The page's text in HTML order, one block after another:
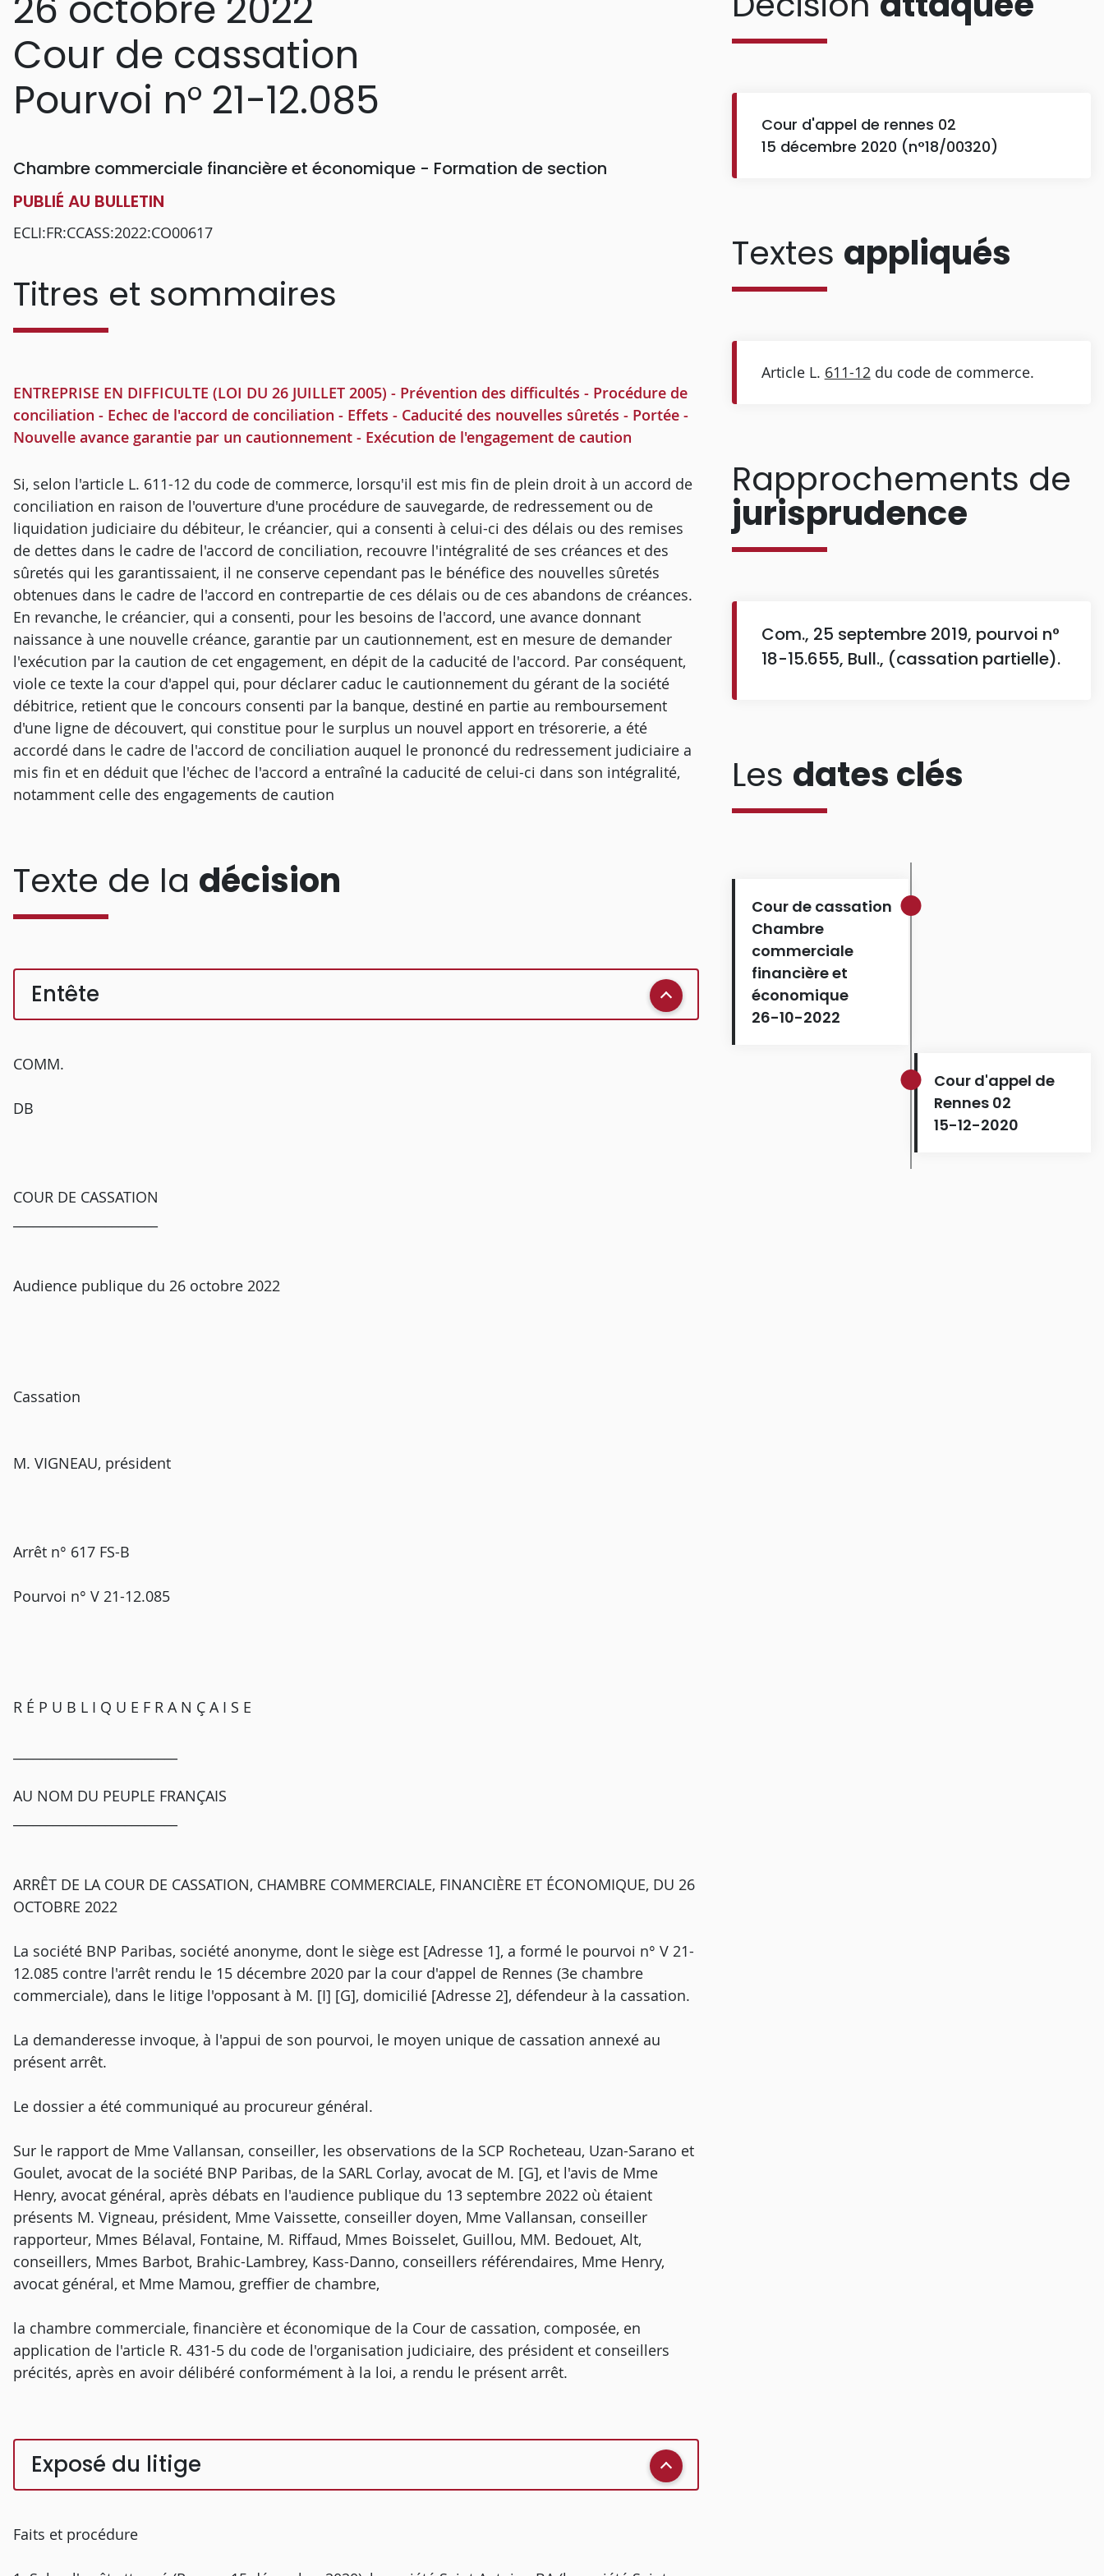
Cour de cassation
Pourvoi n° 21-12.085
Chambre commerciale financière et économique - Formation de section
PUBLIÉ AU BULLETIN
ECLI:FR:CCASS:2022:CO00617
Titres et sommaires
ENTREPRISE EN DIFFICULTE (LOI DU 26 JUILLET 2005) - Prévention des difficultés - Procédure de
conciliation - Echec de l'accord de conciliation - Effets - Caducité des nouvelles sûretés - Portée -
Nouvelle avance garantie par un cautionnement - Exécution de l'engagement de caution
Si, selon l'article L. 611-12 du code de commerce, lorsqu'il est mis fin de plein droit à un accord de
conciliation en raison de l'ouverture d'une procédure de sauvegarde, de redressement ou de
liquidation judiciaire du débiteur, le créancier, qui a consenti à celui-ci des délais ou des remises
de dettes dans le cadre de l'accord de conciliation, recouvre l'intégralité de ses créances et des
sûretés qui les garantissaient, il ne conserve cependant pas le bénéfice des nouvelles sûretés
obtenues dans le cadre de l'accord en contrepartie de ces délais ou de ces abandons de créances.
En revanche, le créancier, qui a consenti, pour les besoins de l'accord, une avance donnant
naissance à une nouvelle créance, garantie par un cautionnement, est en mesure de demander
l'exécution par la caution de cet engagement, en dépit de la caducité de l'accord. Par conséquent,
viole ce texte la cour d'appel qui, pour déclarer caduc le cautionnement du gérant de la société
débitrice, retient que le concours consenti par la banque, destiné en partie au remboursement
d'une ligne de découvert, qui constitue pour le surplus un nouvel apport en trésorerie, a été
accordé dans le cadre de l'accord de conciliation auquel le prononcé du redressement judiciaire a
mis fin et en déduit que l'échec de l'accord a entraîné la caducité de celui-ci dans son intégralité,
notamment celle des engagements de caution
Texte de la décision
Entête
COMM.
DB
COUR DE CASSATION
Audience publique du 26 octobre 2022
Cassation
M. VIGNEAU, président
Arrêt n° 617 FS-B
Pourvoi n° V 21-12.085
R É P U B L I Q U E F R A N Ç A I S E
AU NOM DU PEUPLE FRANÇAIS
ARRÊT DE LA COUR DE CASSATION, CHAMBRE COMMERCIALE, FINANCIÈRE ET ÉCONOMIQUE, DU 26
OCTOBRE 2022
La société BNP Paribas, société anonyme, dont le siège est [Adresse 1], a formé le pourvoi n° V 21-
12.085 contre l'arrêt rendu le 15 décembre 2020 par la cour d'appel de Rennes (3e chambre
commerciale), dans le litige l'opposant à M. [I] [G], domicilié [Adresse 2], défendeur à la cassation.
La demanderesse invoque, à l'appui de son pourvoi, le moyen unique de cassation annexé au
présent arrêt.
Le dossier a été communiqué au procureur général.
Sur le rapport de Mme Vallansan, conseiller, les observations de la SCP Rocheteau, Uzan-Sarano et
Goulet, avocat de la société BNP Paribas, de la SARL Corlay, avocat de M. [G], et l'avis de Mme
Henry, avocat général, après débats en l'audience publique du 13 septembre 2022 où étaient
présents M. Vigneau, président, Mme Vaissette, conseiller doyen, Mme Vallansan, conseiller
rapporteur, Mmes Bélaval, Fontaine, M. Riffaud, Mmes Boisselet, Guillou, MM. Bedouet, Alt,
conseillers, Mmes Barbot, Brahic-Lambrey, Kass-Danno, conseillers référendaires, Mme Henry,
avocat général, et Mme Mamou, greffier de chambre,
la chambre commerciale, financière et économique de la Cour de cassation, composée, en
application de l'article R. 431-5 du code de l'organisation judiciaire, des président et conseillers
précités, après en avoir délibéré conformément à la loi, a rendu le présent arrêt.
Exposé du litige
Faits et procédure
Cour d'appel de rennes 02
15 décembre 2020 (n°18/00320)
Textes appliqués
Article L. 611-12du code de commerce.
Rapprochements de
jurisprudence
Com., 25 septembre 2019, pourvoi n°
18-15.655, Bull., (cassation partielle).
Les dates clés
Cour de cassation
Chambre
commerciale
financière et
économique
26-10-2022
Cour d'appel de
Rennes 02
15-12-2020